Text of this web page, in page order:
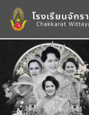
Previous